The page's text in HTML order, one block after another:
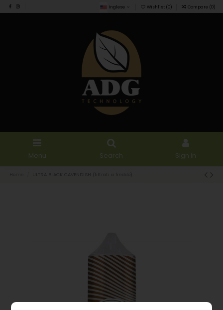
Inglese Wishlist (0) Compare (0)
Menu Search Sign in